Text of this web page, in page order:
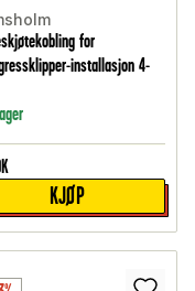
for
installasjon 4-
KJØP